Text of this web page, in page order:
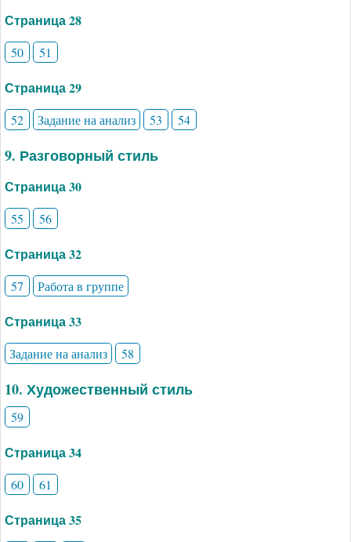
Страница 28
50 51
Страница 29
52 Задание на анализ 53 54
9. Разговорный стиль
Страница 30
55 56
Страница 32
57 Работа в группе
Страница 33
Задание на анализ 58
10. Художественный стиль
59
Страница 34
60 61
Страница 35